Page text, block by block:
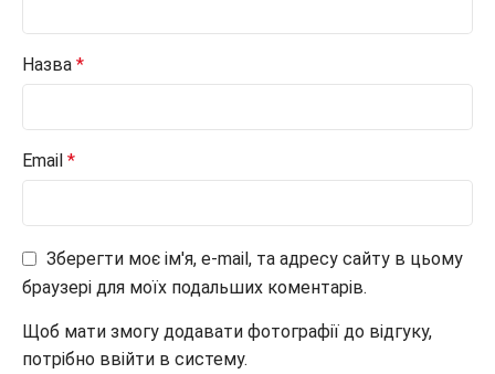
Назва *
Email *
Зберегти моє ім'я, e-mail, та адресу сайту в цьому
браузері для моїх подальших коментарів.
Щоб мати змогу додавати фотографії до відгуку,
потрібно ввійти в систему.